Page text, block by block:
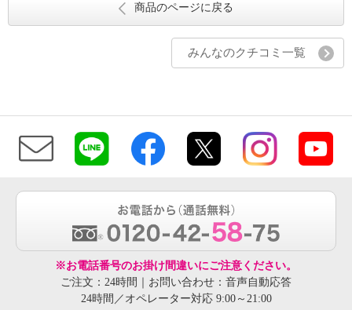
商品のページに戻る
みんなのクチコミ一覧
※お電話番号のお掛け間違いにご注意ください。
ご注文：24時間｜お問い合わせ：音声自動応答
24時間／オペレーター対応 9:00～21:00